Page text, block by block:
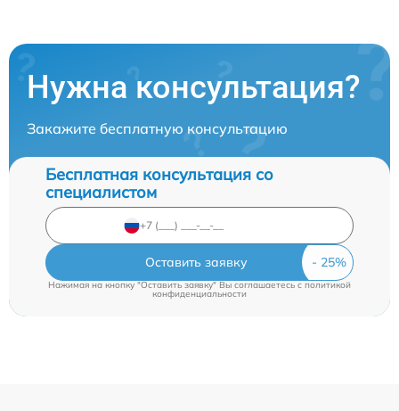
Нужна консультация?
Закажите бесплатную консультацию
Бесплатная консультация со
специалистом
Оставить заявку
Нажимая на кнопку "Оставить заявку" Вы соглашаетесь cполитикой
конфиденциальности